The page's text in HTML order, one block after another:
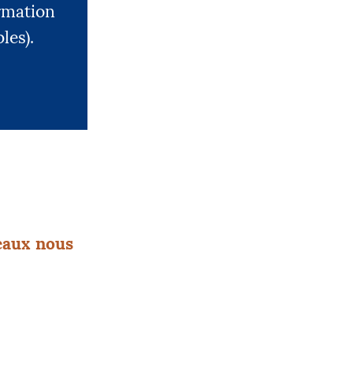
nous